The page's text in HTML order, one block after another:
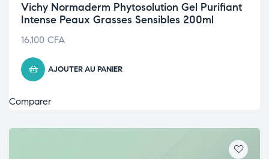
Vichy Normaderm Phytosolution Gel Purifiant
Intense Peaux Grasses Sensibles 200ml
16.100 CFA
AJOUTER AU PANIER
Comparer